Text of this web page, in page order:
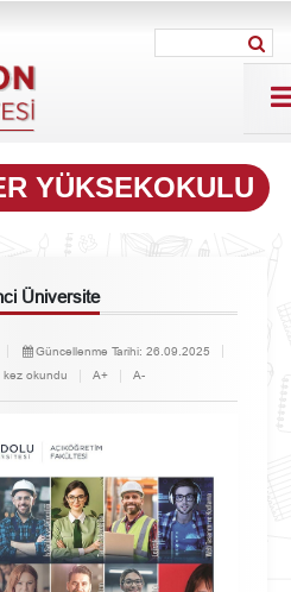
YÜKSEKOKULU
Üniversite
Güncellenme Tarihi: 26.09.2025
kez okundu A+ A-